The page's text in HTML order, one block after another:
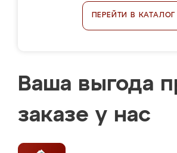
ПЕРЕЙТИ В КАТАЛОГ
Ваша выгода
заказе у нас